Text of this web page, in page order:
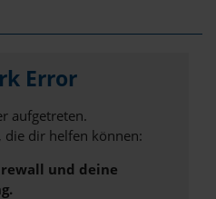
Error
aufgetreten.
die dir helfen können:
und deine